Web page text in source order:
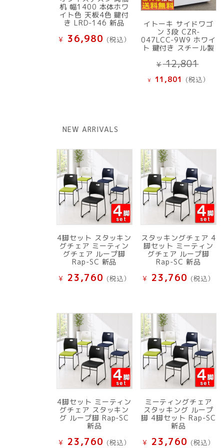
机 幅1400 本体ホワ
イト色 天板4色 鍵付
き LRD-146 新品
¥ 36,980 (税込）
イトーキ サイドワゴ
ン 3段 CZR-
047LCC-9W9 ホワイ
ト 鍵付き スチール製
¥12,801
の
価
¥ 11,801 現
で
す。
(税込）
NEW ARRIVALS
4脚セット スタッキン
グチェア ミーティン
グチェア ループ脚
Rap-SC 新品
¥ 23,760 (税込）
スタッキングチェア 4
脚セット ミーティン
グチェア ループ脚
Rap-SC 新品
¥ 23,760 (税込）
4脚セット ミーティン
グチェア スタッキン
グ ループ脚 Rap-SC
新品
¥ 23,760 (税込）
ミーティングチェア
スタッキング ループ
脚 4脚セット Rap-SC
新品
¥ 23,760 (税込）